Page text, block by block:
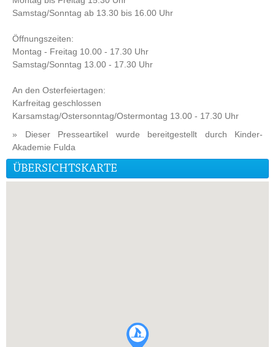
Samstag/Sonntag ab 13.30 bis 16.00 Uhr
Öffnungszeiten:
Montag - Freitag 10.00 - 17.30 Uhr
Samstag/Sonntag 13.00 - 17.30 Uhr
An den Osterfeiertagen:
Karfreitag geschlossen
Karsamstag/Ostersonntag/Ostermontag 13.00 - 17.30 Uhr
» Dieser Presseartikel wurde bereitgestellt durch Kinder-
Akademie Fulda
ÜBERSICHTSKARTE